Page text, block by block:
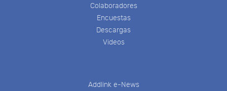
Colaboradores
Encuestas
Descargas
Videos
Addlink e-News